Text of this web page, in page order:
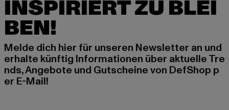
INSPIRIERT ZU BLEI
BEN!
Melde dich hier für unseren Newsletter an und
erhalte künftig Informationen über aktuelle Tre
nds, Angebote und Gutscheine von DefShop p
er E-Mail!